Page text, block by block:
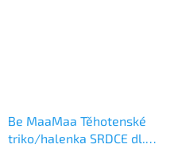
Be MaaMaa Těhotenské
triko/halenka SRDCE dl.